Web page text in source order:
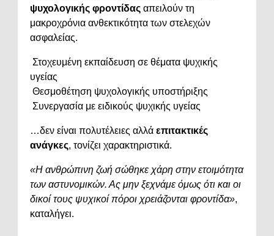
ψυχολογικής φροντίδας απειλούν τη
μακροχρόνια ανθεκτικότητα των στελεχών
ασφαλείας.
Στοχευμένη εκπαίδευση σε θέματα ψυχικής
υγείας
Θεσμοθέτηση ψυχολογικής υποστήριξης
Συνεργασία με ειδικούς ψυχικής υγείας
…δεν είναι πολυτέλειες αλλά επιτακτικές
ανάγκες, τονίζει χαρακτηριστικά.
«Η ανθρώπινη ζωή σώθηκε χάρη στην ετοιμότητα
των αστυνομικών. Ας μην ξεχνάμε όμως ότι και οι
δικοί τους ψυχικοί πόροι χρειάζονται φροντίδα»,
καταλήγει.